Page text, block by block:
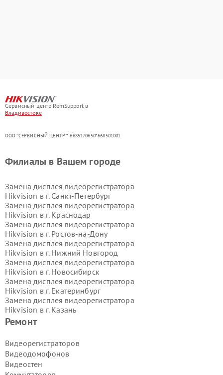
Сервисный центр RemSupport в
Владивостоке
ООО "СЕРВИСНЫЙ ЦЕНТР"* 6685170650*668501001
Ремонт
Видеорегистраторов
Видеодомофонов
Видеостен
Филиалы в Вашем городе
Замена дисплея видеорегистратора
Hikvision в г. Санкт-Петербург
Замена дисплея видеорегистратора
Hikvision в г. Краснодар
Замена дисплея видеорегистратора
Hikvision в г. Ростов-на-Дону
Замена дисплея видеорегистратора
Hikvision в г. Нижний Новгород
Замена дисплея видеорегистратора
Hikvision в г. Новосибирск
Замена дисплея видеорегистратора
Hikvision в г. Екатеринбург
Замена дисплея видеорегистратора
Hikvision в г. Казань
Замена дисплея видеорегистратора
Замена дисплея видеорегистратора
Hikvision в г.Волгоград
Замена дисплея видеорегистратора
Hikvision в г.